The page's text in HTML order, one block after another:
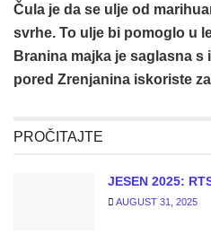
Čula je da se ulje od
svrhe. To ulje bi pomoglo u
Branina majka je saglasna
pored Zrenjanina iskoriste
PROČITAJTE
JESEN 2025:
AUGUST 31, 2025